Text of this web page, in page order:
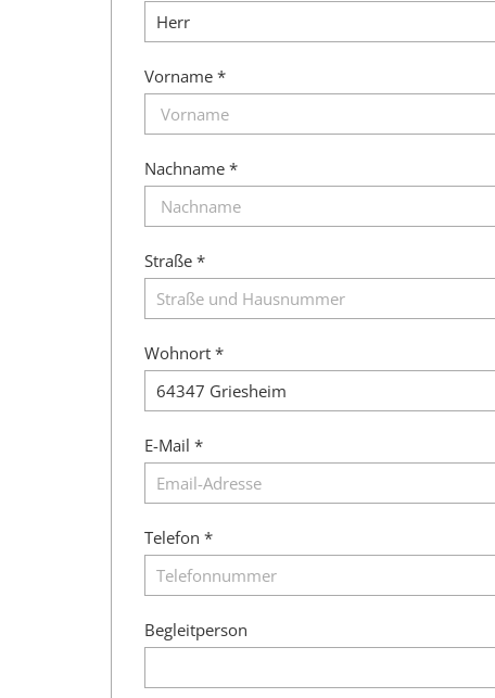
Vorname *
Nachname *
Straße *
Wohnort *
E-Mail *
Telefon *
Begleitperson